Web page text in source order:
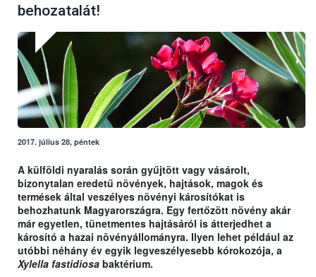
behozatalát!
2017. július 28, péntek
A külföldi nyaralás során gyűjtött vagy vásárolt,
bizonytalan eredetű növények, hajtások, magok és
termések által veszélyes növényi károsítókat is
behozhatunk Magyarországra. Egy fertőzött növény akár
már egyetlen, tünetmentes hajtásáról is átterjedhet a
károsító a hazai növényállományra. Ilyen lehet például az
utóbbi néhány év egyik legveszélyesebb kórokozója, a
Xylella fastidiosa baktérium.